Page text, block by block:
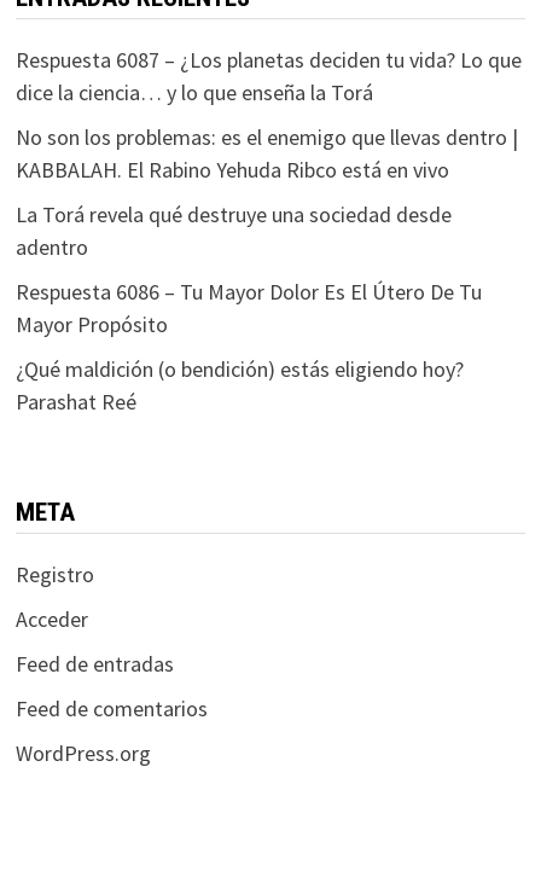
Respuesta 6087 – ¿Los planetas deciden tu vida? Lo que
dice la ciencia… y lo que enseña la Torá
No son los problemas: es el enemigo que llevas dentro |
KABBALAH. El Rabino Yehuda Ribco está en vivo
La Torá revela qué destruye una sociedad desde
adentro
Respuesta 6086 – Tu Mayor Dolor Es El Útero De Tu
Mayor Propósito
¿Qué maldición (o bendición) estás eligiendo hoy?
Parashat Reé
META
Registro
Acceder
Feed de entradas
Feed de comentarios
WordPress.org